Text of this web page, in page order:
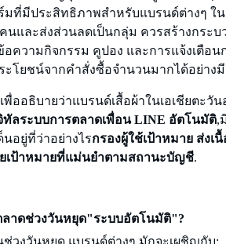
มที่มีประสิทธิภาพสำหรับแบรนด์ต่างๆ ใ
นและส่งส่วนลดเป็นกลุ่ม ควรสร้างกระ
อความกิจกรรม คูปอง และการแจ้งเตือ
ะโยชน์จากคำสั่งซื้อจำนวนมากได้อย่าง
อธิบายว่าแบรนด์เสื้อผ้าในเอเชียตะวัน
ทัลระบบการตลาดเพื่อน LINE อัตโนมัติ,
นอยู่ที่ว่าอย่างไรกรองผู้ใช้เป้าหมาย ส่งเ
เป้าหมายที่แม่นยำตามสถานะบัญชี.
ลาดช่วงวันหยุด"ระบบอัตโนมัติ"?